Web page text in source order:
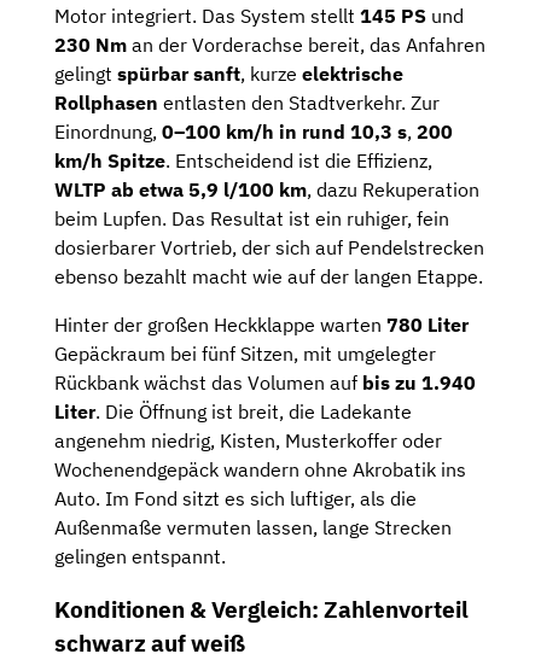
Motor integriert. Das System stellt 145 PS und
230 Nm an der Vorderachse bereit, das Anfahren
gelingt spürbar sanft, kurze elektrische
Rollphasen entlasten den Stadtverkehr. Zur
Einordnung, 0–100 km/h in rund 10,3 s, 200
km/h Spitze. Entscheidend ist die Effizienz,
WLTP ab etwa 5,9 l/100 km, dazu Rekuperation
beim Lupfen. Das Resultat ist ein ruhiger, fein
dosierbarer Vortrieb, der sich auf Pendelstrecken
ebenso bezahlt macht wie auf der langen Etappe.
Hinter der großen Heckklappe warten 780 Liter
Gepäckraum bei fünf Sitzen, mit umgelegter
Rückbank wächst das Volumen auf bis zu 1.940
Liter. Die Öffnung ist breit, die Ladekante
angenehm niedrig, Kisten, Musterkoffer oder
Wochenendgepäck wandern ohne Akrobatik ins
Auto. Im Fond sitzt es sich luftiger, als die
Außenmaße vermuten lassen, lange Strecken
gelingen entspannt.
Konditionen & Vergleich: Zahlenvorteil
schwarz auf weiß